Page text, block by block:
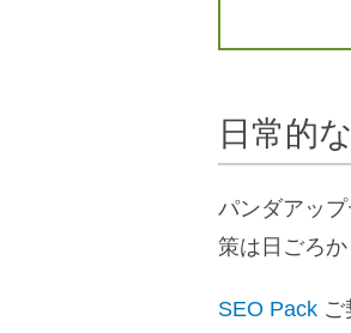
日常的
パンダアッ
策は日ごろか
SEO Pack